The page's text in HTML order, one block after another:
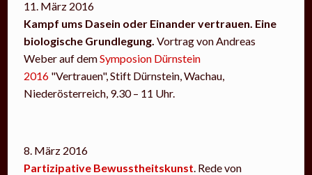
11. März 2016
Kampf ums Dasein oder Einander vertrauen. Eine
biologische Grundlegung. Vortrag von Andreas
Weber auf demSymposion Dürnstein
2016 "Vertrauen", Stift Dürnstein, Wachau,
Niederösterreich, 9.30 – 11 Uhr.
8. März 2016
Partizipative Bewusstheitskunst . Rede von